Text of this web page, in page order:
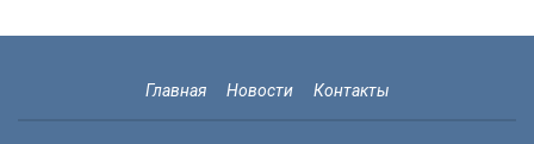
Главная Новости Контакты